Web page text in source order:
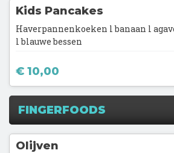
Kids Pancakes
Haverpannenkoeken l banaan l
l blauwe bessen
€ 10,00
FINGERFOODS
Olijven